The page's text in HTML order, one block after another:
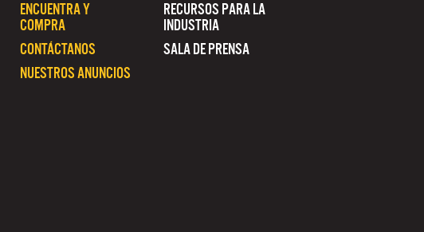
RECURSOS PARA LA
INDUSTRIA
SALA DE PRENSA
ENCUENTRA Y
COMPRA
CONTÁCTANOS
NUESTROS ANUNCIOS